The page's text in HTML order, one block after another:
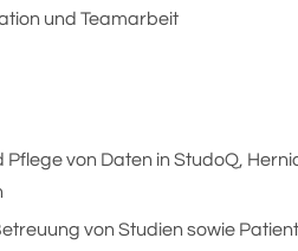
und Teamarbeit
Pflege von Daten in StudoQ,
von Studien sowie